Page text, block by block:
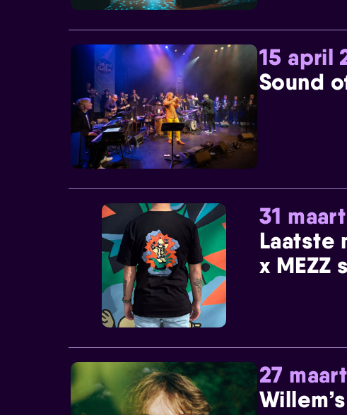
15 april
Sound
31
Laatste
x MEZZ
27